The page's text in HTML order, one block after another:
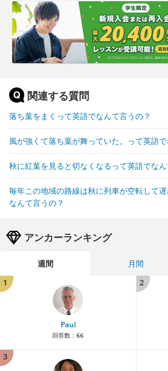
関連する質問
落ち葉をまくって英語でなんて言うの？
風が強くて落ち葉が舞っていた。って英語
秋に紅葉を見ると切なくなるって英語でなん
毎年この地域の路線は秋に列車が空転して
なんて言うの？
アンカーランキング
週間 月間
1
Paul
回答数： 66
2
3